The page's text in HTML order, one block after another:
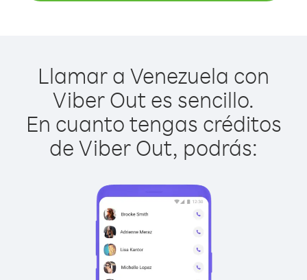
Llamar a Venezuela con
Viber Out es sencillo.
En cuanto tengas créditos
de Viber Out, podrás: